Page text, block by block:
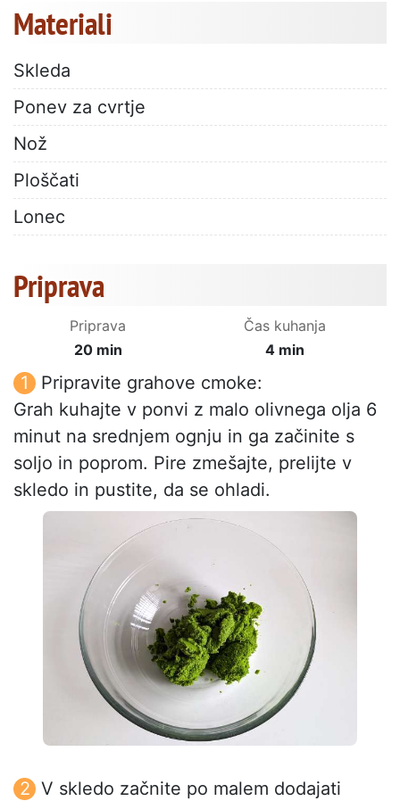
Materiali
Skleda
Ponev za cvrtje
Nož
Ploščati
Lonec
Priprava
Priprava
20 min
Čas kuhanja
4 min
Pripravite grahove cmoke:
Grah kuhajte v ponvi z malo olivnega olja 6
minut na srednjem ognju in ga začinite s
soljo in poprom. Pire zmešajte, prelijte v
skledo in pustite, da se ohladi.
V skledo začnite po malem dodajati